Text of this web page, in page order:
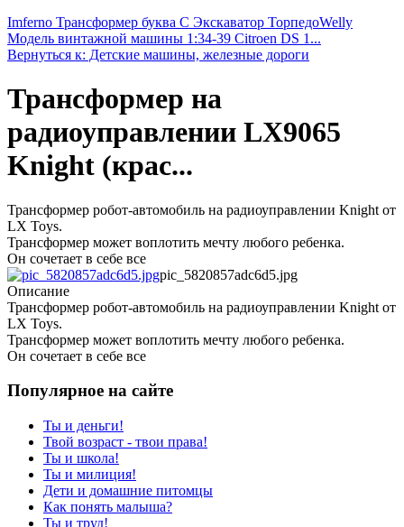
Imferno Трансформер буква С Экскаватор ТорпедоWelly
Модель винтажной машины 1:34-39 Citroen DS 1...
Вернуться к: Детские машины, железные дороги
Трансформер на
радиоуправлении LX9065
Knight (крас...
Трансформер робот-автомобиль на радиоуправлении Knight от
LX Toys.
Трансформер может воплотить мечту любого ребенка.
Он сочетает в себе все
pic_5820857adc6d5.jpg
Описание
Трансформер робот-автомобиль на радиоуправлении Knight от
LX Toys.
Трансформер может воплотить мечту любого ребенка.
Он сочетает в себе все
Популярное на сайте
Ты и деньги!
Твой возраст - твои права!
Ты и школа!
Ты и милиция!
Дети и домашние питомцы
Как понять малыша?
Ты и труд!